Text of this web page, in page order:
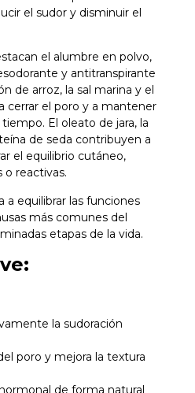
el sudor y disminuir el
el alumbre en polvo,
y antitranspirante
de arroz, la sal marina y el
cerrar el poro y a mantener
El oleato de jara, la
de seda contribuyen a
el equilibrio cutáneo,
o reactivas.
a equilibrar las funciones
más comunes del
etapas de la vida.
la sudoración
poro y mejora la textura
de forma natural